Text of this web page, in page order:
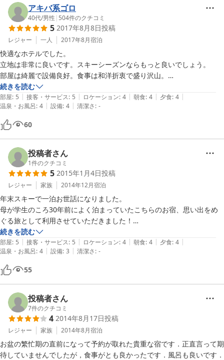
ミの山菜も全て完食し大満足デス！
日中でも清々しい高原の風、静寂な夜の饒舌な星空、霧雨が降る朝のジ
ャイアン…と、ロケーションも満点に近い。欲を言えば見晴らしがきく
箇所が無いのが…此処まで望むは我が儘デス！とにかく、温泉・食事・
環境の３本柱が整うおススメの宿デス！　でも最近の冬は、よませに定
着した感が有るが…。ジャイアン…と、東館山オリンピックコースも魅
惑的だからねぇー
アキバ系ゴロ
40代/男性 | 504件のクチコミ
5 2017年8月8日投稿
レジャー 一人 2017年8月宿泊
快適なホテルでした。
立地は非常に良いです。スキーシーズンならもっと良いでしょう。
部屋は綺麗で設備良好。食事は和洋折衷で盛り沢山。
風呂は広々快適だが、ちょっと殺風景。サービスは何かと親切で良かっ
た。
続きを読む
部屋: 5 | 接客・サービス: 5 | ロケーション: 4 | 朝食: 4 | 夕食: 4 |
温泉・お風呂: 4 | 設備: 4 | 清潔さ: -
60
投稿者さん
1件のクチコミ
5 2015年1月4日投稿
レジャー 家族 2014年12月宿泊
年末スキーで一泊お世話になりました。
母が学生のころ30年前によく泊まっていたこちらのお宿、思い出をめ
ぐる旅として利用させていただきました！
女将の方からスタッフさんまでとても温かく迎えていただきました。落
ち着いていて、雪山やスキーを楽しむには素敵なお宿だとおもいます。
また利用させていただきたいです^_^
続きを読む
部屋: 5 | 接客・サービス: 5 | ロケーション: 4 | 朝食: 4 | 夕食: 4 |
温泉・お風呂: 4 | 設備: 3 | 清潔さ: -
55
投稿者さん
7件のクチコミ
4 2014年8月17日投稿
レジャー 家族 2014年8月宿泊
お盆の繁忙期の直前になって予約が取れた貴重な宿です．正直言って期
待していませんでしたが，食事がとも良かったです．風呂も良いです．